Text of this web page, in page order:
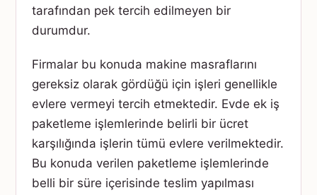
tarafından pek tercih edilmeyen bir
durumdur.
Firmalar bu konuda makine masraflarını
gereksiz olarak gördüğü için işleri genellikle
evlere vermeyi tercih etmektedir. Evde ek iş
paketleme işlemlerinde belirli bir ücret
karşılığında işlerin tümü evlere verilmektedir.
Bu konuda verilen paketleme işlemlerinde
belli bir süre içerisinde teslim yapılması